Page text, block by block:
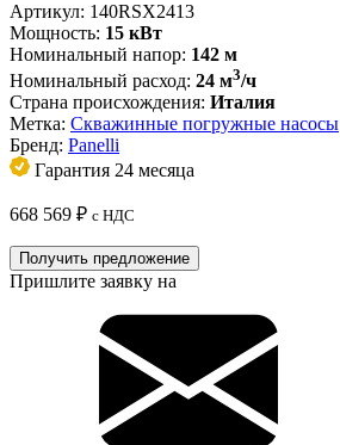
Артикул: 140RSX2413
Мощность: 15 кВт
Номинальный напор: 142 м
Номинальный расход: 24 м3/ч
Страна происхождения: Италия
Метка: Скважинные погружные насосы
Бренд: Panelli
Гарантия 24 месяца
668 569 ₽ с НДС
Получить предложение
Пришлите заявку на